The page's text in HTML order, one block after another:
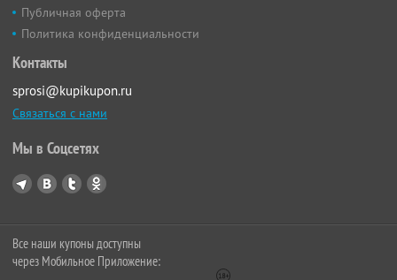
Публичная оферта
Политика конфиденциальности
Контакты
sprosi@kupikupon.ru
Связаться с нами
Мы в Соцсетях
Все наши купоны доступны
через Мобильное Приложение: